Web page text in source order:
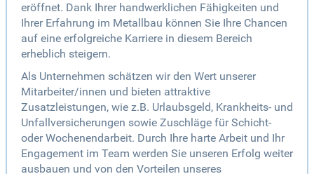
eröffnet. Dank Ihrer handwerklichen Fähigkeiten und
Ihrer Erfahrung im Metallbau können Sie Ihre Chancen
auf eine erfolgreiche Karriere in diesem Bereich
erheblich steigern.
Als Unternehmen schätzen wir den Wert unserer
Mitarbeiter/innen und bieten attraktive
Zusatzleistungen, wie z.B. Urlaubsgeld, Krankheits- und
Unfallversicherungen sowie Zuschläge für Schicht-
oder Wochenendarbeit. Durch Ihre harte Arbeit und Ihr
Engagement im Team werden Sie unseren Erfolg weiter
ausbauen und von den Vorteilen unseres